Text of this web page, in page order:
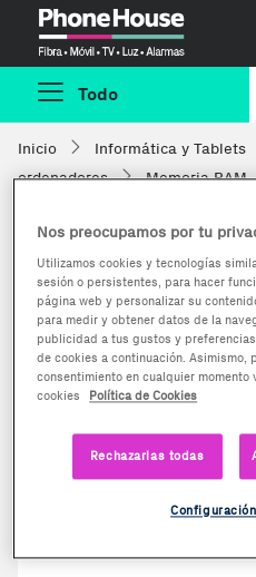
Todo
Inicio Informática y Tablets
ordenadores
Memoria RAM
Nos preocupamos por tu
Utilizamos cookies y tecnologías
sesión o persistentes, para hacer
página web y personalizar su
para medir y obtener datos de la
publicidad a tus gustos y
de cookies a continuación.
consentimiento en cualquier
cookies
Política de Cookies
Rechazarlas todas